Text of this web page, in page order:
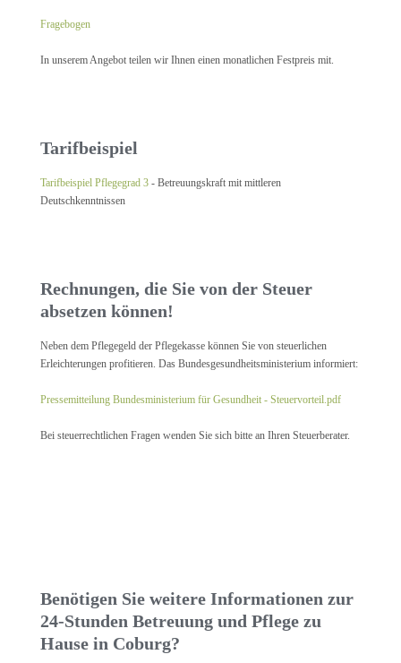
Fragebogen
In unserem Angebot teilen wir Ihnen einen monatlichen Festpreis mit.
Tarifbeispiel
Tarifbeispiel Pflegegrad 3 - Betreuungskraft mit mittleren
Deutschkenntnissen
Rechnungen, die Sie von der Steuer
absetzen können!
Neben dem Pflegegeld der Pflegekasse können Sie von steuerlichen
Erleichterungen profitieren. Das Bundesgesundheitsministerium informiert:
Pressemitteilung Bundesministerium für Gesundheit - Steuervorteil.pdf
Bei steuerrechtlichen Fragen wenden Sie sich bitte an Ihren Steuerberater.
Benötigen Sie weitere Informationen zur
24-Stunden Betreuung und Pflege zu
Hause in Coburg?